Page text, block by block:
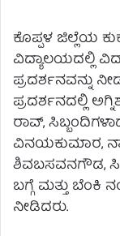
ಕೊಪ್ಪಳ ಜಿಲ್ಲೆಯ
ವಿದ್ಯಾಲಯದಲ್ಲಿ
ಪ್ರದರ್ಶನವನ್ನು
ಪ್ರದರ್ಶನದಲ್ಲಿ
ರಾವ್,
ವಿನಯಕುಮಾರ,
ಶಿವಬಸವನಗೌಡ,
ಬಗ್ಗೆ ಮತ್ತು ಬೆಂಕಿ
ನೀಡಿದರು.